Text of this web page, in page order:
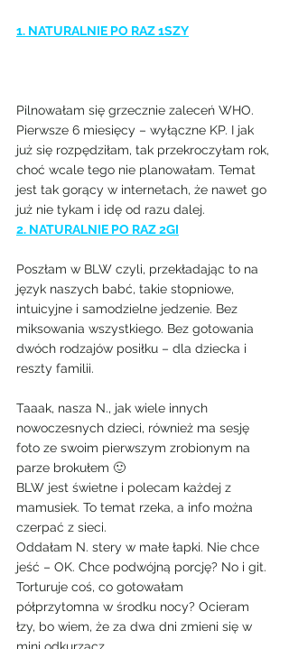
1. NATURALNIE PO RAZ 1SZY
Pilnowałam się grzecznie zaleceń WHO.
Pierwsze 6 miesięcy – wyłączne KP. I jak
już się rozpędziłam, tak przekroczyłam rok,
choć wcale tego nie planowałam. Temat
jest tak gorący w internetach, że nawet go
już nie tykam i idę od razu dalej.
2. NATURALNIE PO RAZ 2GI
Poszłam w BLW czyli, przekładając to na
język naszych babć, takie stopniowe,
intuicyjne i samodzielne jedzenie. Bez
miksowania wszystkiego. Bez gotowania
dwóch rodzajów posiłku – dla dziecka i
reszty familii.
Taaak, nasza N., jak wiele innych
nowoczesnych dzieci, również ma sesję
foto ze swoim pierwszym zrobionym na
parze brokułem 🙂
BLW jest świetne i polecam każdej z
mamusiek. To temat rzeka, a info można
czerpać z sieci.
Oddałam N. stery w małe łapki. Nie chce
jeść – OK. Chce podwójną porcję? No i git.
Torturuje coś, co gotowałam
półprzytomna w środku nocy? Ocieram
łzy, bo wiem, że za dwa dni zmieni się w